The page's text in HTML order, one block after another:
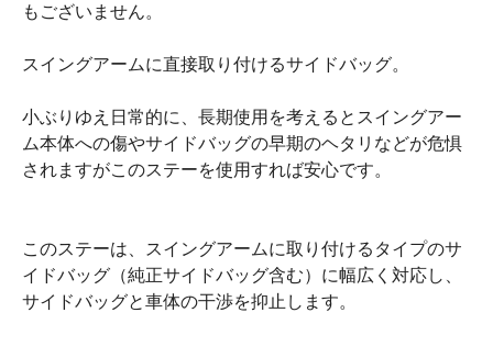
もございません。
スイングアームに直接取り付けるサイドバッグ。
小ぶりゆえ日常的に、長期使用を考えるとスイングアー
ム本体への傷やサイドバッグの早期のヘタリなどが危惧
されますがこのステーを使用すれば安心です。
このステーは、スイングアームに取り付けるタイプのサ
イドバッグ（純正サイドバッグ含む）に幅広く対応し、
サイドバッグと車体の干渉を抑止します。